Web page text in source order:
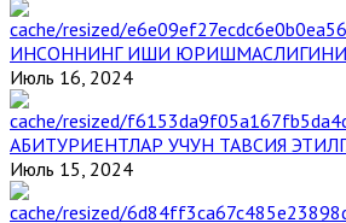
ИНСОННИНГ ИШИ ЮРИШМАСЛИГИНИ
Июль 16, 2024
АБИТУРИЕНТЛАР УЧУН ТАВСИЯ
Июль 15, 2024